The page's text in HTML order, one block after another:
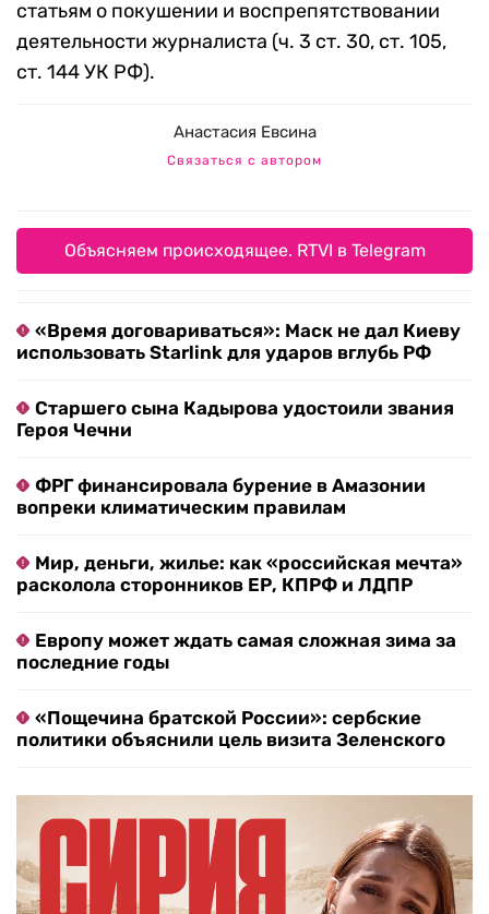
статьям о покушении и воспрепятствовании
деятельности журналиста (ч. 3 ст. 30, ст. 105,
ст. 144 УК РФ).
Анастасия Евсина
Связаться с автором
Объясняем происходящее. RTVI в Telegram
«Время договариваться»: Маск не дал Киеву
использовать Starlink для ударов вглубь РФ
Старшего сына Кадырова удостоили звания
Героя Чечни
ФРГ финансировала бурение в Амазонии
вопреки климатическим правилам
Мир, деньги, жилье: как «российская мечта»
расколола сторонников ЕР, КПРФ и ЛДПР
Европу может ждать самая сложная зима за
последние годы
«Пощечина братской России»: сербские
политики объяснили цель визита Зеленского